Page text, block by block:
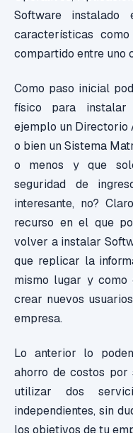
Software
características
compartido entre uno
Como paso inicial
físico para instalar
ejemplo un Directorio
o bien un Sistema
o menos y que
seguridad de
interesante, no?
recurso en el que
volver a instalar
que replicar la
mismo lugar y como
crear nuevos
empresa.
Lo anterior lo
ahorro de costos
utilizar dos
independientes, sin